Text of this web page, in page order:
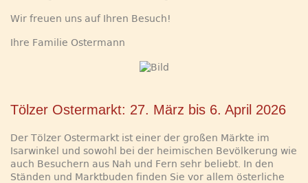
Wir freuen uns auf Ihren Besuch!
Ihre Familie Ostermann
Tölzer Ostermarkt: 27. März bis 6. April 2026
Der Tölzer Ostermarkt ist einer der großen Märkte im
Isarwinkel und sowohl bei der heimischen Bevölkerung wie
auch Besuchern aus Nah und Fern sehr beliebt. In den
Ständen und Marktbuden finden Sie vor allem österliche